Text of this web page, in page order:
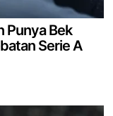
Punya Bek
Serie A